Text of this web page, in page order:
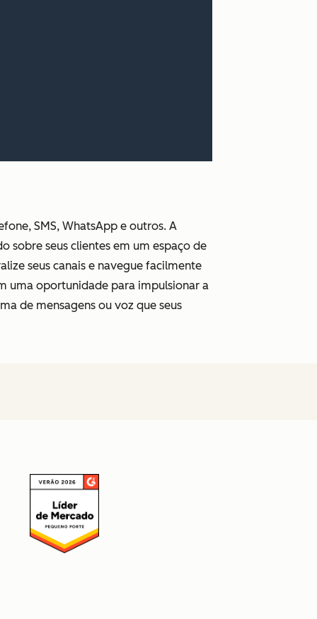
SMS, WhatsApp e outros. A
sobre seus clientes em um espaço de
seus canais e navegue facilmente
uma oportunidade para impulsionar a
de mensagens ou voz que seus